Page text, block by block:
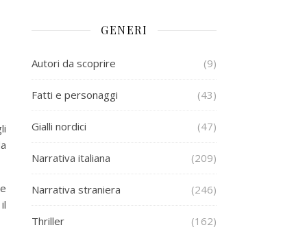
GENERI
Autori da scoprire (9)
Fatti e personaggi (43)
Gialli nordici (47)
Narrativa italiana (209)
Narrativa straniera (246)
Thriller (162)